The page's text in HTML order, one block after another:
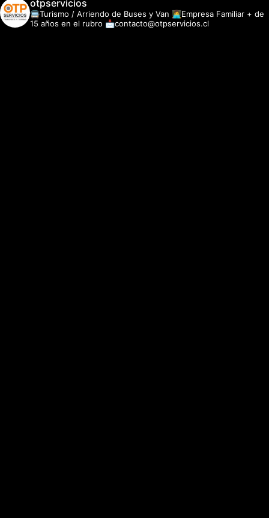
otpservicios
🚍Turismo / Arriendo de Buses y Van 👩‍💻Empresa Familiar + de
15 años en el rubro 📩contacto@otpservicios.cl